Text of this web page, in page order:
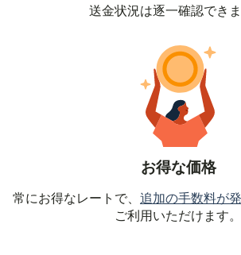
送金状況は逐一確認できま
お得な価格
常にお得なレートで、 追加の手数料が
ご利用いただけます。